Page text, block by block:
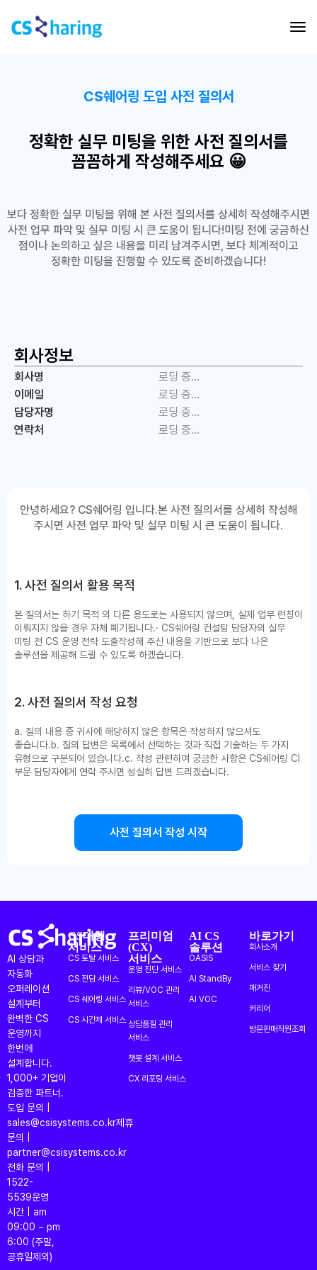
CS쉐어링 도입 사전 질의서
정확한 실무 미팅을 위한 사전 질의서를
꼼꼼하게 작성해주세요 😀
보다 정확한 실무 미팅을 위해 본 사전 질의서를 상세히 작성해주시면
사전 업무 파악 및 실무 미팅 시 큰 도움이 됩니다!미팅 전에 궁금하신
점이나 논의하고 싶은 내용을 미리 남겨주시면, 보다 체계적이고
정확한 미팅을 진행할 수 있도록 준비하겠습니다!
회사정보
회사명
로딩 중…
이메일
로딩 중…
담당자명
로딩 중…
연락처
로딩 중…
안녕하세요? CS쉐어링 입니다.본 사전 질의서를 상세히 작성해
주시면 사전 업무 파악 및 실무 미팅 시 큰 도움이 됩니다.
1. 사전 질의서 활용 목적
본 질의서는 하기 목적 외 다른 용도로는 사용되지 않으며, 실제 업무 런칭이
이뤄지지 않을 경우 자체 폐기됩니다.· CS쉐어링 컨설팅 담당자의 실무
미팅 전 CS 운영 전략 도출작성해 주신 내용을 기반으로 보다 나은
솔루션을 제공해 드릴 수 있도록 하겠습니다.
2. 사전 질의서 작성 요청
a. 질의 내용 중 귀사에 해당하지 않은 항목은 작성하지 않으셔도
좋습니다.b. 질의 답변은 목록에서 선택하는 것과 직접 기술하는 두 가지
유형으로 구분되어 있습니다.c. 작성 관련하여 궁금한 사항은 CS쉐어링 CI
부문 담당자에게 연락 주시면 성실히 답변 드리겠습니다.
사전 질의서 작성 시작
AI 상담과
자동화
오퍼레이션
설계부터
완벽한 CS
운영까지
한번에
설계합니다.
1,000+ 기업이
검증한 파트너.
도입 문의 |
sales@csisystems.co.kr제휴
문의 |
partner@csisystems.co.kr
전화 문의 |
1522-
5539운영
시간 | am
09:00 ~ pm
6:00 (주말,
공휴일제외)
CS대행
서비스
CS 토탈 서비스
CS 전담 서비스
CS 쉐어링 서비스
CS 시간제 서비스
프리미엄
(CX)
서비스
운영 진단 서비스
리뷰/VOC 관리
서비스
상담품질 관리
서비스
챗봇 설계 서비스
CX 리포팅 서비스
AI CS
솔루션
OASIS
AI StandBy
AI VOC
바로가기
회사소개
서비스 찾기
매거진
커리어
방문판매직원조회